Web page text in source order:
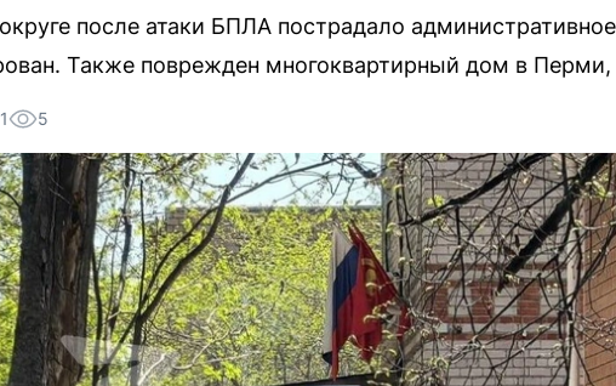
после атаки БПЛА пострадало
Также поврежден многоквартирный дом в
5